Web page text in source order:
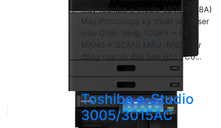
Máy toshiba e-studio 8508/8518A)
Máy Photocopy kỹ thuật số, Laser
màu Chức năng: (COPY + IN
MẠNG + SCAN) MÀU RADF: Tự
động nạp và đảo bản gốc : Có...
Toshiba e-Studio
3005/3015AC